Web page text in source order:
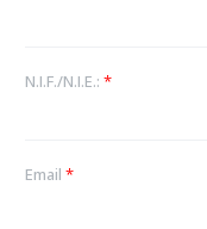
N.I.F./N.I.E.: *
Email *